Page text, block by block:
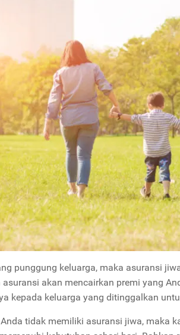
punggung keluarga, maka asuransi
akan mencairkan premi yang
kepada keluarga yang ditinggalkan
tidak memiliki asuransi jiwa, maka